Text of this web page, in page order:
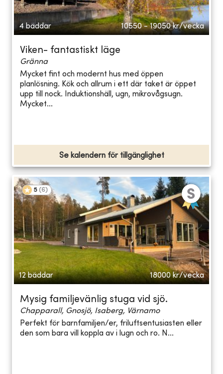
4 bäddar 10550 - 19050 kr/vecka
Viken- fantastiskt läge
Gränna
Mycket fint och modernt hus med öppen
planlösning. Kök och allrum i ett där taket är öppet
upp till nock. Induktionshäll, ugn, mikrovågsugn.
Mycket...
Se kalendern för tillgänglighet
5 (6)
12 bäddar 18000 kr/vecka
Mysig familjevänlig stuga vid sjö.
Chapparall, Gnosjö, Isaberg, Värnamo
Perfekt för barnfamiljen/er, friluftsentusiasten eller
den som bara vill koppla av i lugn och ro. N...